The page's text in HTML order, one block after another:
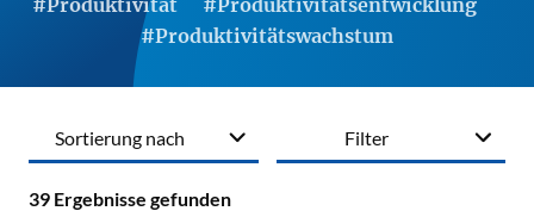
#Produktivität
#Produktivitätsentwicklung
#Produktivitätswachstum
Filter
39 Ergebnisse gefunden
Sortierung nach